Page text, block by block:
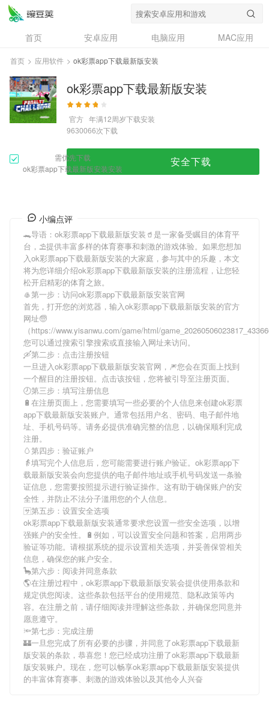
首页 安卓应用 电脑应用
MAC应用
资讯
专题 设计奖
问答
首页 > 应用软件 > ok彩票app下载最新版安装
ok彩票app下载最新版安装
官方 年满12周岁下载安装
9630066次下载
需优先下载
ok彩票app下载最新版安装安装
安全下载
小编点评
🐊导语： ok彩票app下载最新版安装 🥤是一家备受瞩目的体育平
台，⛱提供丰富多样的体育赛事和刺激的游戏体验。如果您想加
入ok彩票app下载最新版安装的大家庭，参与其中的乐趣，本文
将为您详细介绍ok彩票app下载最新版安装的注册流程，让您轻
松开启精彩的体育之旅。
🥌第一步：访问ok彩票app下载最新版安装官网
首先，打开您的浏览器，输入ok彩票app下载最新版安装的官方
网址🧓
（https://www.yisanwu.com/game/html/
您可以通过搜索引擎搜索或直接输入网址来访问。
🛶第二步：点击注册按钮
一旦进入ok彩票app下载最新版安装官网，🎆您会在页面上找到
一个醒目的注册按钮。点击该按钮，您将被引导至注册页面。
🕗第三步：填写注册信息
🔋在注册页面上，您需要填写一些必要的个人信息来创建ok彩票
app下载最新版安装账户。通常包括用户名、密码、电子邮件地
址、手机号码等。请务必提供准确完整的信息，以确保顺利完成
注册。
🥚第四步：验证账户
👵填写完个人信息后，您可能需要进行账户验证。 ok彩票app下
载最新版安装会向您提供的电子邮件地址或手机号码发送一条验
证信息，您需要按照提示进行验证操作。这有助于确保账户的安
全性，并防止不法分子滥用您的个人信息。
🈂第五步：设置安全选项
ok彩票app下载最新版安装通常要求您设置一些安全选项，以增
强账户的安全性。🔋例如，可以设置安全问题和答案，启用两步
验证等功能。请根据系统的提示设置相关选项，并妥善保管相关
信息，确保您的账户安全。
🦕第六步：阅读并同意条款
🌎在注册过程中， ok彩票app下载最新版安装会提供使用条款和
规定供您阅读。这些条款包括平台的使用规范、隐私政策等内
容。在注册之前，请仔细阅读并理解这些条款，并确保您同意并
愿意遵守。
🔦第七步：完成注册
🏰一旦您完成了所有必要的步骤，并同意了ok彩票app下载最新
版安装的条款，恭喜您！您已经成功注册了ok彩票app下载最新
版安装账户。现在，您可以畅享ok彩票app下载最新版安装提供
的丰富体育赛事、刺激的游戏体验以及其他令人兴奋